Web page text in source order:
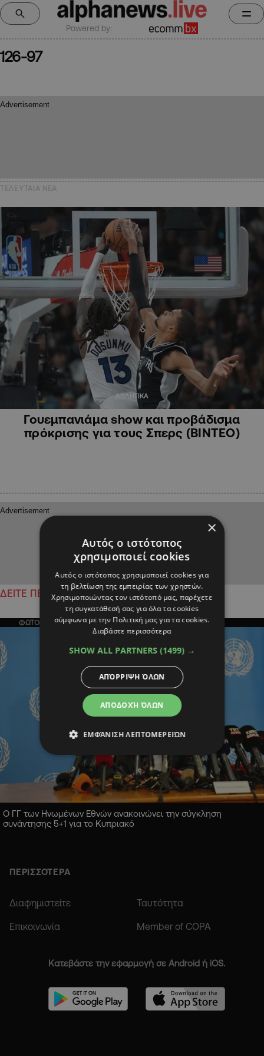
Powered by:
126-97
ΑΘΛΗΤΙΚΑ
Γουεμπανιάμα show και προβάδισμα
πρόκρισης για τους Σπερς (ΒΙΝΤΕΟ)
ΔΕΙΤΕ ΠΕΡΙΣΣΟΤΕΡΑ
ΦΩΤΟΓΡΑΦΙΑ ΤΗΣ ΗΜΕΡΑΣ
Ο ΓΓ των Ηνωμένων Εθνών ανακοινώνει την σύγκληση
συνάντησης 5+1 για το Κυπριακό
ΠΕΡΙΣΣΟΤΕΡΑ
Διαφημιστείτε Ταυτότητα
Επικοινωνία Member of COPA
Κατεβάστε την εφαρμογή σε Android ή iOS.
×
Αυτός ο ιστότοπος
χρησιμοποιεί cookies
Αυτός ο ιστότοπος χρησιμοποιεί cookies για
τη βελτίωση της εμπειρίας των χρηστών.
Χρησιμοποιώντας τον ιστότοπό μας, παρέχετε
τη συγκατάθεσή σας για όλα τα cookies
σύμφωνα με την Πολιτική μας για τα cookies.
Διαβάστε περισσότερα
SHOW ALL PARTNERS (1499) →
ΑΠΟΔΟΧΉ ΌΛΩΝ
ΑΠΌΡΡΙΨΗ ΌΛΩΝ
ΕΜΦΆΝΙΣΗ ΛΕΠΤΟΜΕΡΕΙΏΝ